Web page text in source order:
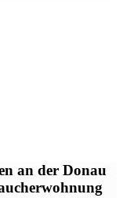
an der Donau